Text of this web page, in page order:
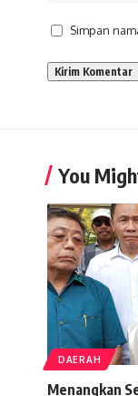
Simpan
You
DAERAH
Menangkan